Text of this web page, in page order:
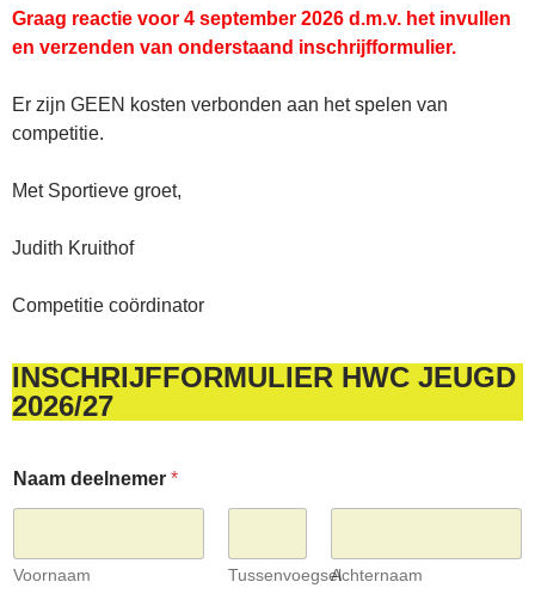
Graag reactie voor 4 september 2026 d.m.v. het invullen
en verzenden van onderstaand inschrijfformulier.
Er zijn GEEN kosten verbonden aan het spelen van
competitie.
Met Sportieve groet,
Judith Kruithof
Competitie coördinator
INSCHRIJFFORMULIER HWC JEUGD
2026/27
Naam deelnemer *
Voornaam TussenvoegselAchternaam